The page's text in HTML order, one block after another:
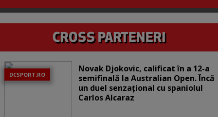
DCSPORT.RO
Novak Djokovic, calificat în a 12-a
semifinală la Australian Open. Încă
un duel senzațional cu spaniolul
Carlos Alcaraz